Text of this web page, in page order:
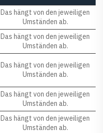
Das hängt von den jeweiligen
Umständen ab.
Das hängt von den jeweiligen
Umständen ab.
Das hängt von den jeweiligen
Umständen ab.
Das hängt von den jeweiligen
Umständen ab.
Das hängt von den jeweiligen
Umständen ab.